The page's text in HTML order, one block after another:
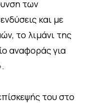
των
και με
το λιμάνι της
αναφοράς για
του στο